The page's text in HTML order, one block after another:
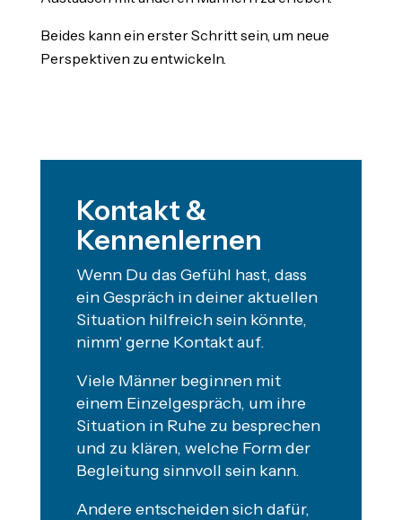
Beides kann ein erster Schritt sein, um neue
Perspektiven zu entwickeln.
Kontakt &
Kennenlernen
Wenn Du das Gefühl hast, dass
ein Gespräch in deiner aktuellen
Situation hilfreich sein könnte,
nimm' gerne Kontakt auf.
Viele Männer beginnen mit
einem Einzelgespräch, um ihre
Situation in Ruhe zu besprechen
und zu klären, welche Form der
Begleitung sinnvoll sein kann.
Andere entscheiden sich dafür,